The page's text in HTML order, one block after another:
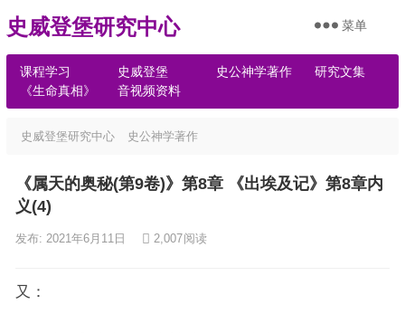
史威登堡研究中心
课程学习 史威登堡 史公神学著作
研究文集
《生命真相》
音视频资料
菜单
史威登堡研究中心 史公神学著作
《属天的奥秘(第9卷)》第8章 《出埃及记》第8章内
义(4)
发布: 2021年6月11日 2,007阅读
又：